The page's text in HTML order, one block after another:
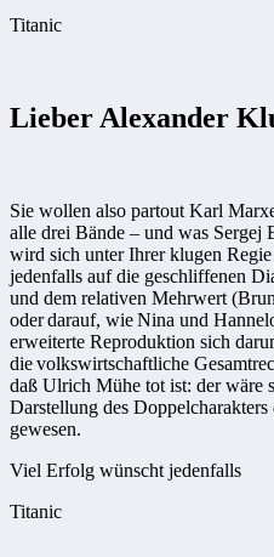
Titanic
Lieber Alexander
Sie wollen also partout Karl
alle drei Bände – und was Sergej
wird sich unter Ihrer klugen
jedenfalls auf die geschliffenen
und dem relativen Mehrwert
oder darauf, wie Nina und
erweiterte Reproduktion sich
die volkswirtschaftliche
daß Ulrich Mühe tot ist: der wäre
Darstellung des Doppelcharakters
gewesen.
Viel Erfolg wünscht jedenfalls
Titanic